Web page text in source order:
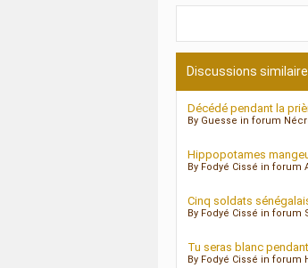
Discussions
Décédé pendant la
By Guesse in forum
Hippopotames
By Fodyé Cissé in forum
Cinq soldats
By Fodyé Cissé in forum
Tu seras blanc
By Fodyé Cissé in forum